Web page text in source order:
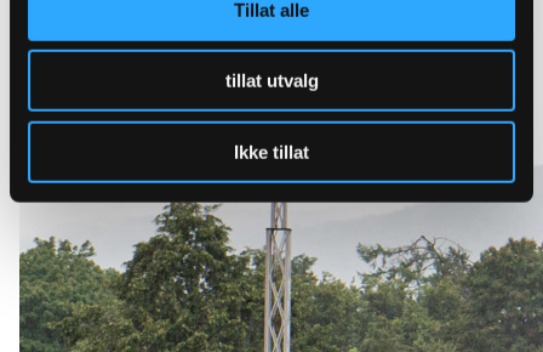
Tillat alle
tillat utvalg
Ikke tillat